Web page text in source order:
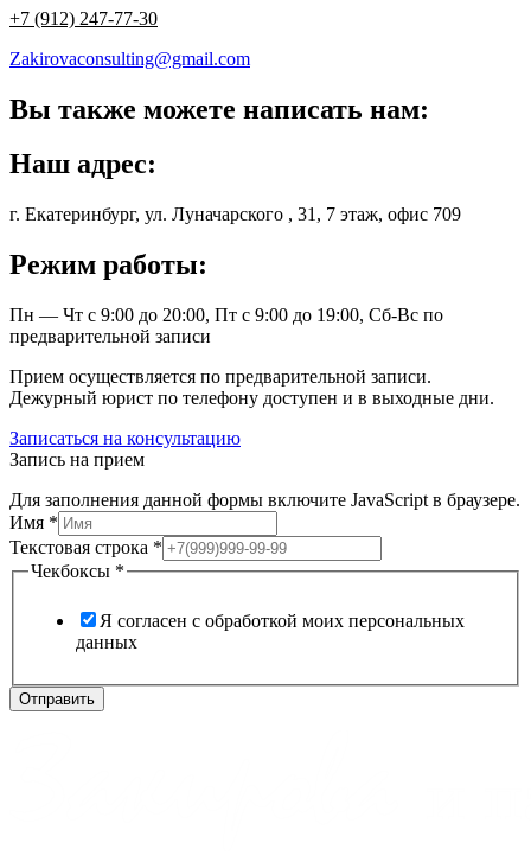
+7 (912) 247-77-30
Zakirovaconsulting@gmail.com
Вы также можете написать нам:
Наш адрес:
г. Екатеринбург, ул. Луначарского , 31, 7 этаж, офис 709
Режим работы:
Пн — Чт с 9:00 до 20:00, Пт с 9:00 до 19:00, Сб-Вс по
предварительной записи
Прием осуществляется по предварительной записи.
Дежурный юрист по телефону доступен и в выходные дни.
Записаться на консультацию
Запись на прием
Для заполнения данной формы включите JavaScript в браузере.
Имя *
Текстовая строка *
строка
Чекбоксы
Чекбоксы *
Я согласен с обработкой моих персональных
данных
Отправить